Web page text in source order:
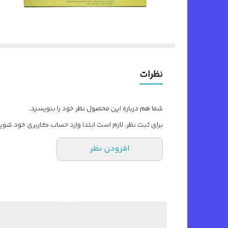
نظرات
شما هم درباره این محصول نظر خود را بنویسید.
برای ثبت نظر، لازم است ابتدا وارد حساب کاربری خود
افزودن نظر